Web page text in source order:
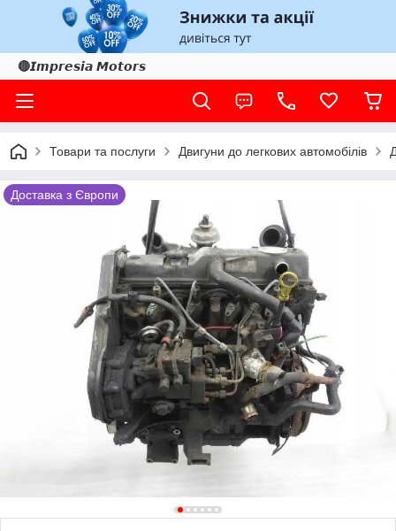
🔴𝙄𝙢𝙥𝙧𝙚𝙨𝙞𝙖 𝙈𝙤𝙩𝙤𝙧𝙨
Товари та послуги Двигуни до легкових автомобілів
Доставка з Європи